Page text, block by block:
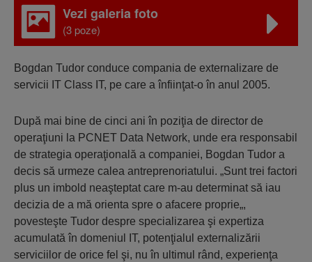
Vezi galeria foto
(3 poze)
Bogdan Tudor conduce compania de externalizare de
servicii IT Class IT, pe care a înfiinţat-o în anul 2005.
După mai bine de cinci ani în poziţia de director de
operaţiuni la PCNET Data Network, unde era responsabil
de strategia operaţională a companiei, Bogdan Tudor a
decis să urmeze calea antreprenoriatului. „Sunt trei factori
plus un imbold neaşteptat care m-au determinat să iau
decizia de a mă orienta spre o afacere proprie„,
povesteşte Tudor despre specializarea şi expertiza
acumulată în domeniul IT, potenţialul externalizării
serviciilor de orice fel şi, nu în ultimul rând, experienţa